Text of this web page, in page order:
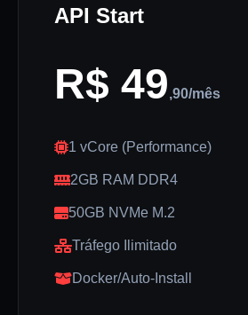
API Start
R$ 49,90/mês
1 vCore (Performance)
2GB RAM DDR4
50GB NVMe M.2
Tráfego Ilimitado
Docker/Auto-Install